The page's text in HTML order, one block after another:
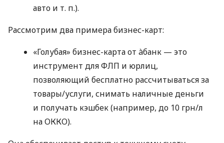
авто и т. п.).
Рассмотрим два примера бизнес-карт:
«Голубая» бизнес-карта от àбанк — это
инструмент для ФЛП и юрлиц,
позволяющий бесплатно рассчитываться за
товары/услуги, снимать наличные деньги
и получать кэшбек (например, до 10 грн/л
на ОККО).